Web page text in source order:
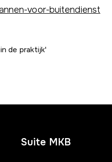
voor-buitendienst
de praktijk'
Suite MKB